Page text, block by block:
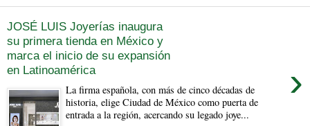
JOSÉ LUIS Joyerías inaugura
su primera tienda en México y
marca el inicio de su expansión
en Latinoamérica
›
La firma española, con más de cinco décadas de
historia, elige Ciudad de México como puerta de
entrada a la región, acercando su legado joye...